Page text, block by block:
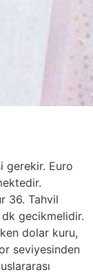
gerekir. Euro
36. Tahvil
gecikmelidir.
dolar kuru,
seviyesinden